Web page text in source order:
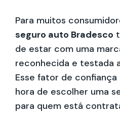
Para muitos
seguro auto Bradesco
de estar com uma
reconhecida e testada
Esse fator de
hora de escolher uma
para quem está